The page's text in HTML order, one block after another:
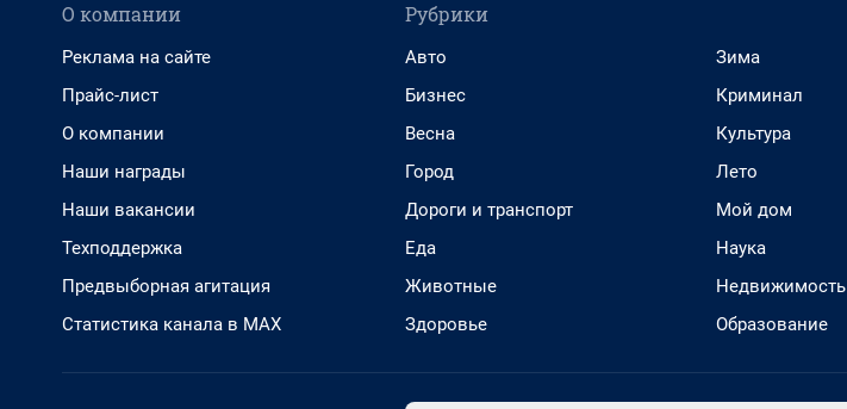
О компании
Реклама на сайте
Прайс-лист
О компании
Наши награды
Наши вакансии
Техподдержка
Предвыборная агитация
Статистика канала в MAX
Рубрики
Авто
Бизнес
Весна
Город
Дороги и транспорт
Еда
Животные
Здоровье
Зима
Криминал
Культура
Лето
Мой дом
Наука
Недвижимость
Образование